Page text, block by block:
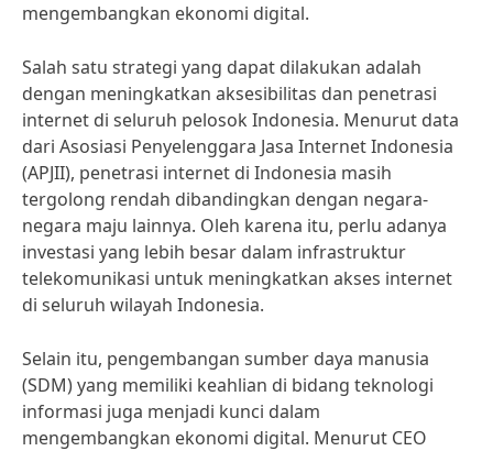
mengembangkan ekonomi digital.
Salah satu strategi yang dapat dilakukan adalah
dengan meningkatkan aksesibilitas dan penetrasi
internet di seluruh pelosok Indonesia. Menurut data
dari Asosiasi Penyelenggara Jasa Internet Indonesia
(APJII), penetrasi internet di Indonesia masih
tergolong rendah dibandingkan dengan negara-
negara maju lainnya. Oleh karena itu, perlu adanya
investasi yang lebih besar dalam infrastruktur
telekomunikasi untuk meningkatkan akses internet
di seluruh wilayah Indonesia.
Selain itu, pengembangan sumber daya manusia
(SDM) yang memiliki keahlian di bidang teknologi
informasi juga menjadi kunci dalam
mengembangkan ekonomi digital. Menurut CEO